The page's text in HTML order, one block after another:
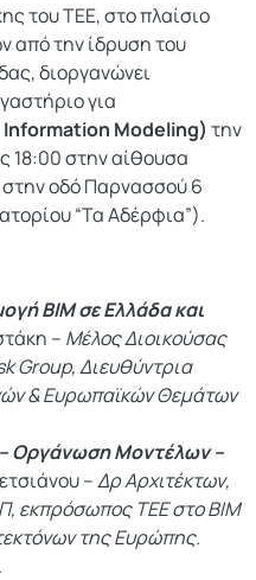
του ΤΕΕ, στο πλαίσιο
από την ίδρυση του
διοργανώνει
για
Information Modeling) την
18:00 στην αίθουσα
οδό Παρνασσού 6
“Τα Αδέρφια”).
BIM σε Ελλάδα και
– Μέλος Διοικούσας
Group, Διευθύντρια
& Ευρωπαϊκών Θεμάτων
Οργάνωση Μοντέλων –
–Δρ Αρχιτέκτων,
εκπρόσωπος ΤΕΕ στο ΒΙΜ
της Ευρώπης.